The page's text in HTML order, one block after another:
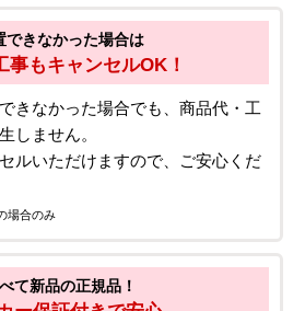
できなかった場合は
事もキャンセルOK！
きなかった場合でも、商品代・工
しません。
ルいただけますので、ご安心くだ
場合のみ
て新品の正規品！